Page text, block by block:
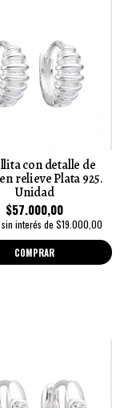
con detalle de
relieve Plata 925.
Unidad
$57.000,00
interés de $19.000,00
COMPRAR